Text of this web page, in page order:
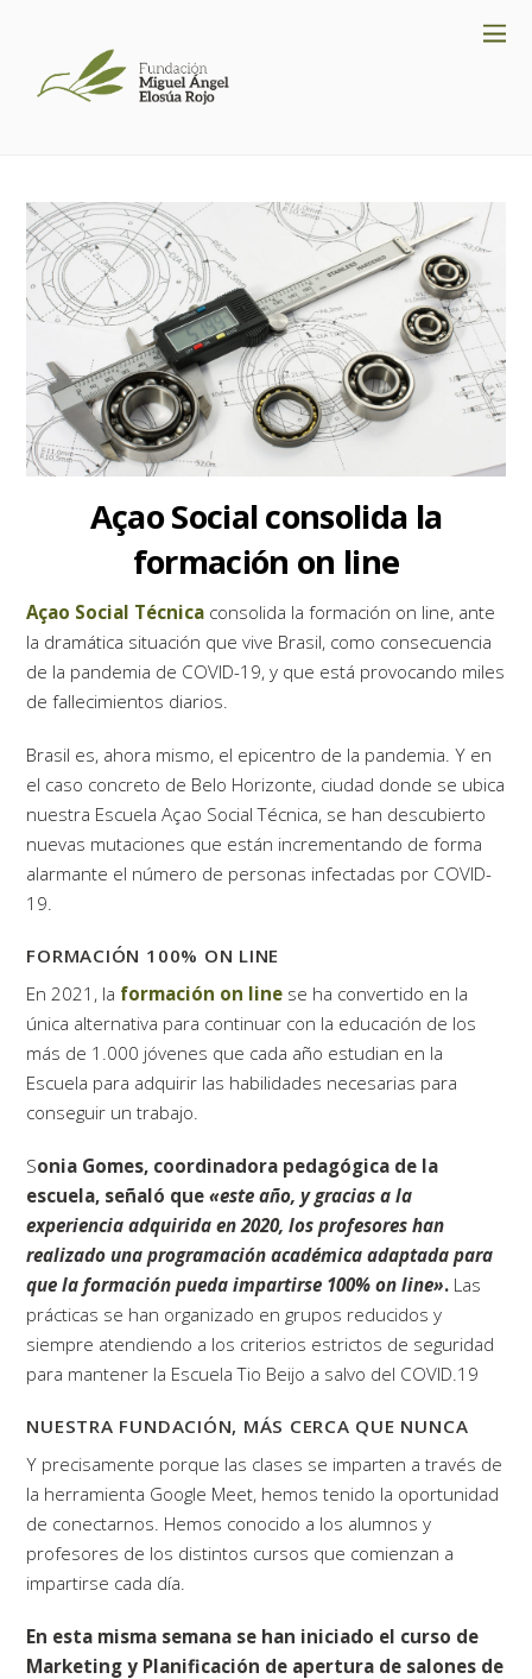
Açao Social consolida la
formación on line
Açao Social Técnica consolida la formación on line, ante
la dramática situación que vive Brasil, como consecuencia
de la pandemia de COVID-19, y que está provocando miles
de fallecimientos diarios.
Brasil es, ahora mismo, el epicentro de la pandemia. Y en
el caso concreto de Belo Horizonte, ciudad donde se ubica
nuestra Escuela Açao Social Técnica, se han descubierto
nuevas mutaciones que están incrementando de forma
alarmante el número de personas infectadas por COVID-
19.
FORMACIÓN 100% ON LINE
En 2021, la formación on line se ha convertido en la
única alternativa para continuar con la educación de los
más de 1.000 jóvenes que cada año estudian en la
Escuela para adquirir las habilidades necesarias para
conseguir un trabajo.
Sonia Gomes, coordinadora pedagógica de la
escuela, señaló que«este año, y gracias a la
experiencia adquirida en 2020, los profesores han
realizado una programación académica adaptada para
que la formación pueda impartirse 100% on line». Las
prácticas se han organizado en grupos reducidos y
siempre atendiendo a los criterios estrictos de seguridad
para mantener la Escuela Tio Beijo a salvo del COVID.19
NUESTRA FUNDACIÓN, MÁS CERCA QUE NUNCA
Y precisamente porque las clases se imparten a través de
la herramienta Google Meet, hemos tenido la oportunidad
de conectarnos. Hemos conocido a los alumnos y
profesores de los distintos cursos que comienzan a
impartirse cada día.
En esta misma semana se han iniciado el curso de
Marketing y Planificación de apertura de salones de